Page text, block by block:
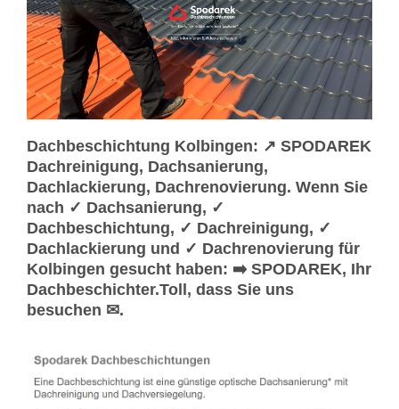
Dachbeschichtung Kolbingen: ↗️ SPODAREK
Dachreinigung, Dachsanierung,
Dachlackierung, Dachrenovierung. Wenn Sie
nach ✓ Dachsanierung, ✓
Dachbeschichtung, ✓ Dachreinigung, ✓
Dachlackierung und ✓ Dachrenovierung für
Kolbingen gesucht haben: ➡️ SPODAREK, Ihr
Dachbeschichter.Toll, dass Sie uns
besuchen ✉.